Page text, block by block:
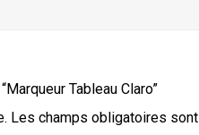
Tableau Claro”
Les champs obligatoires sont